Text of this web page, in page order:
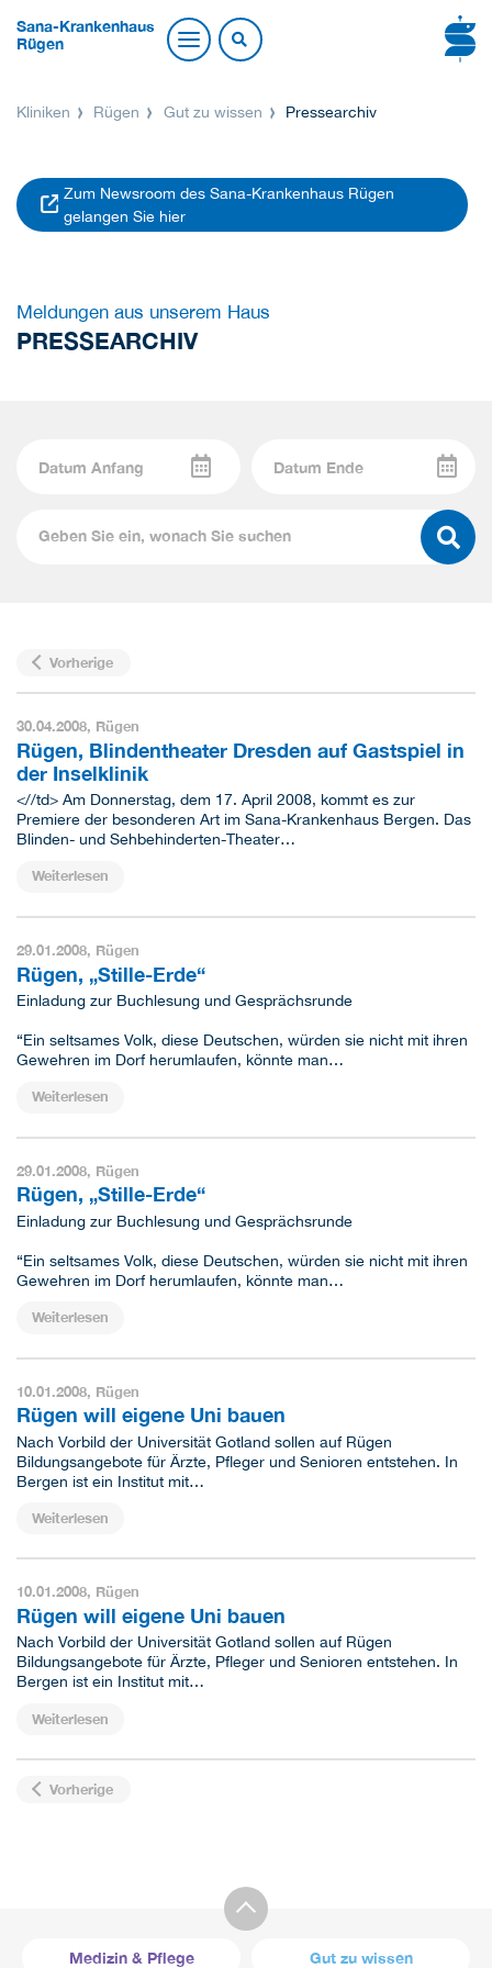
Sana-Krankenhaus
Rügen
Kliniken Rügen Gut zu wissen Pressearchiv
Zum Newsroom des Sana-Krankenhaus Rügen
gelangen Sie hier
Meldungen aus unserem Haus
PRESSEARCHIV
Vorherige
30.04.2008, Rügen
Rügen, Blindentheater Dresden auf Gastspiel in
der Inselklinik
<//td> Am Donnerstag, dem 17. April 2008, kommt es zur
Premiere der besonderen Art im Sana-Krankenhaus Bergen. Das
Blinden- und Sehbehinderten-Theater…
Weiterlesen
29.01.2008, Rügen
Rügen, „Stille-Erde“
Einladung zur Buchlesung und Gesprächsrunde
“Ein seltsames Volk, diese Deutschen, würden sie nicht mit ihren
Gewehren im Dorf herumlaufen, könnte man…
Weiterlesen
29.01.2008, Rügen
Rügen, „Stille-Erde“
Einladung zur Buchlesung und Gesprächsrunde
“Ein seltsames Volk, diese Deutschen, würden sie nicht mit ihren
Gewehren im Dorf herumlaufen, könnte man…
Weiterlesen
10.01.2008, Rügen
Rügen will eigene Uni bauen
Nach Vorbild der Universität Gotland sollen auf Rügen
Bildungsangebote für Ärzte, Pfleger und Senioren entstehen. In
Bergen ist ein Institut mit…
Weiterlesen
10.01.2008, Rügen
Rügen will eigene Uni bauen
Nach Vorbild der Universität Gotland sollen auf Rügen
Bildungsangebote für Ärzte, Pfleger und Senioren entstehen. In
Bergen ist ein Institut mit…
Weiterlesen
Vorherige
Medizin & Pflege Gut zu wissen